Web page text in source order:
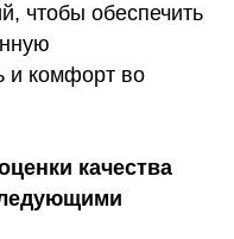
чтобы обеспечить
и комфорт во
качества